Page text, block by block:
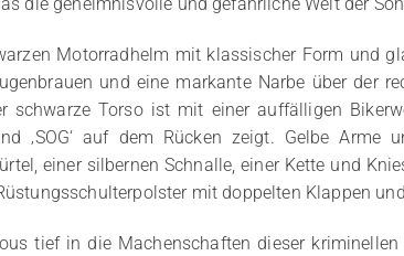
die geheimnisvolle und gefährliche Welt der
Motorradhelm mit klassischer Form und
und eine markante Narbe über der
schwarze Torso ist mit einer auffälligen
‚SOG‘ auf dem Rücken zeigt. Gelbe Arme
einer silbernen Schnalle, einer Kette und
mit doppelten Klappen
tief in die Machenschaften dieser